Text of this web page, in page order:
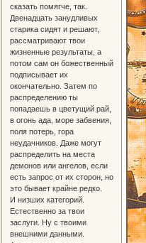
сказать помягче, так.
Двенадцать занудливых
старика сидят и решают,
рассматривают твои
жизненные результаты, а
потом сам он божественный
подписывает их
окончательно. Затем по
распределению ты
попадаешь в цветущий рай,
в огонь ада, море забвения,
поля потерь, гора
неудачников. Даже могут
распределить на места
демонов или ангелов, если
есть запрос от их сторон, но
это бывает крайне редко.
И низших категорий.
Естественно за твои
заслуги. Ну с твоими
внешними данными.